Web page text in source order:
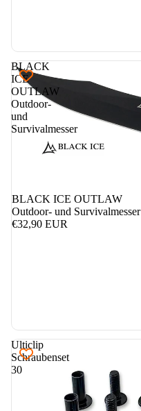
BLACK
ICE
OUTLAW
Outdoor-
und
Survivalmesser
BLACK ICE OUTLAW
Outdoor- und Survivalmesser
€32,90 EUR
Ulticlip
Schraubenset
30